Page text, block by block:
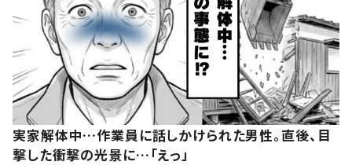
実家解体中…作業員に話しかけられた男性。直後、目
撃した衝撃の光景に…「えっ」